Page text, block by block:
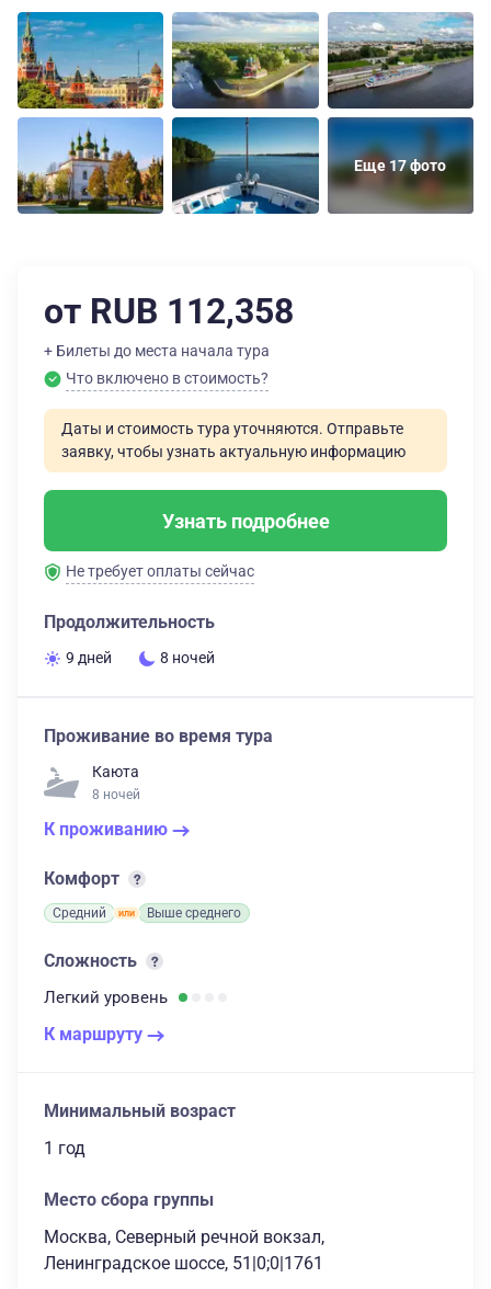
Еще 17 фото
от RUB 112,358
+ Билеты до места начала тура
Что включено в стоимость?
Даты и стоимость тура уточняются. Отправьте
заявку, чтобы узнать актуальную информацию
Узнать подробнее
Не требует оплаты сейчас
Продолжительность
9 дней 8 ночей
Проживание во время тура
Каюта
8 ночей
К проживанию
Комфорт
Средний Выше среднего
Сложность
Легкий уровень
К маршруту
Минимальный возраст
1 год
Место сбора группы
Москва, Северный речной вокзал,
Ленинградское шоссе, 51|0;0|1761